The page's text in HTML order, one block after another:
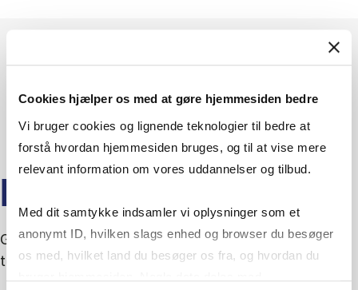
Cookies hjælper os med at gøre hjemmesiden bedre
Vi bruger cookies og lignende teknologier til bedre at
forstå hvordan hjemmesiden bruges, og til at vise mere
relevant information om vores uddannelser og tilbud.
Med dit samtykke indsamler vi oplysninger som et
anonymt ID, hvilken slags enhed og browser du besøger
os med, hvilket land du besøger os fra, og hvordan du
Gå i dybden med artikler og events om relaterede
temaer.